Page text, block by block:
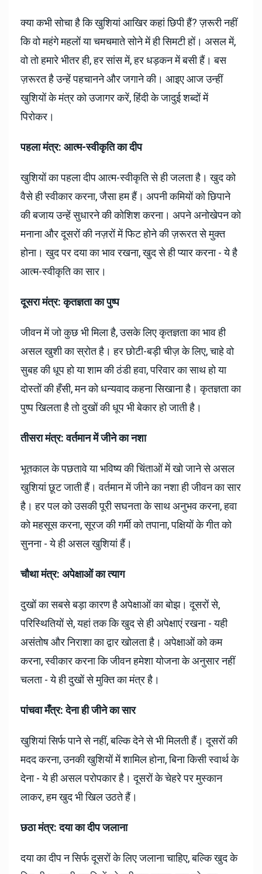
क्या कभी सोचा है कि खुशियां आखिर कहां छिपी हैं? ज़रूरी नहीं
कि वो महंगे महलों या चमचमाते सोने में ही सिमटी हों। असल में,
वो तो हमारे भीतर ही, हर सांस में, हर धड़कन में बसी हैं। बस
ज़रूरत है उन्हें पहचानने और जगाने की। आइए आज उन्हीं
खुशियों के मंत्र को उजागर करें, हिंदी के जादुई शब्दों में
पिरोकर।
पहला मंत्र: आत्म-स्वीकृति का दीप
खुशियों का पहला दीप आत्म-स्वीकृति से ही जलता है। खुद को
वैसे ही स्वीकार करना, जैसा हम हैं। अपनी कमियों को छिपाने
की बजाय उन्हें सुधारने की कोशिश करना। अपने अनोखेपन को
मनाना और दूसरों की नज़रों में फिट होने की ज़रूरत से मुक्त
होना। खुद पर दया का भाव रखना, खुद से ही प्यार करना - ये है
आत्म-स्वीकृति का सार।
दूसरा मंत्र: कृतज्ञता का पुष्प
जीवन में जो कुछ भी मिला है, उसके लिए कृतज्ञता का भाव ही
असल खुशी का स्रोत है। हर छोटी-बड़ी चीज़ के लिए, चाहे वो
सुबह की धूप हो या शाम की ठंडी हवा, परिवार का साथ हो या
दोस्तों की हँसी, मन को धन्यवाद कहना सिखाना है। कृतज्ञता का
पुष्प खिलता है तो दुखों की धूप भी बेकार हो जाती है।
तीसरा मंत्र: वर्तमान में जीने का नशा
भूतकाल के पछतावे या भविष्य की चिंताओं में खो जाने से असल
खुशियां छूट जाती हैं। वर्तमान में जीने का नशा ही जीवन का सार
है। हर पल को उसकी पूरी सघनता के साथ अनुभव करना, हवा
को महसूस करना, सूरज की गर्मी को तपाना, पक्षियों के गीत को
सुनना - ये ही असल खुशियां हैं।
चौथा मंत्र: अपेक्षाओं का त्याग
दुखों का सबसे बड़ा कारण है अपेक्षाओं का बोझ। दूसरों से,
परिस्थितियों से, यहां तक कि खुद से ही अपेक्षाएं रखना - यही
असंतोष और निराशा का द्वार खोलता है। अपेक्षाओं को कम
करना, स्वीकार करना कि जीवन हमेशा योजना के अनुसार नहीं
चलता - ये ही दुखों से मुक्ति का मंत्र है।
पांचवा मँत्र: देना ही जीने का सार
खुशियां सिर्फ पाने से नहीं, बल्कि देने से भी मिलती हैं। दूसरों की
मदद करना, उनकी खुशियों में शामिल होना, बिना किसी स्वार्थ के
देना - ये ही असल परोपकार है। दूसरों के चेहरे पर मुस्कान
लाकर, हम खुद भी खिल उठते हैं।
छठा मंत्र: दया का दीप जलाना
दया का दीप न सिर्फ दूसरों के लिए जलाना चाहिए, बल्कि खुद के